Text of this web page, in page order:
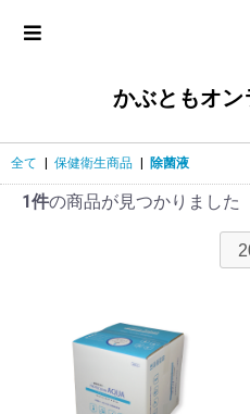
かぶともオ
全て 保健衛生商品 除菌液
1件の商品が見つかりました